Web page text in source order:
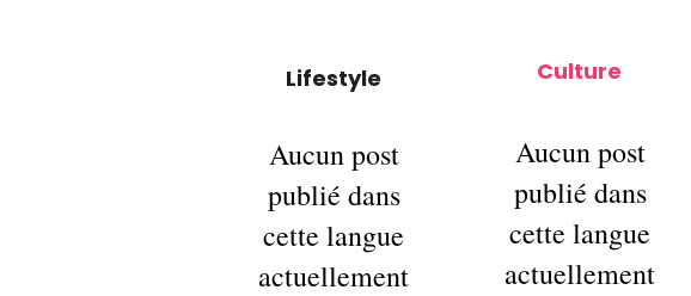
Aucun post
publié dans
cette langue
actuellement
Lifestyle
Aucun post
publié dans
cette langue
actuellement
Culture